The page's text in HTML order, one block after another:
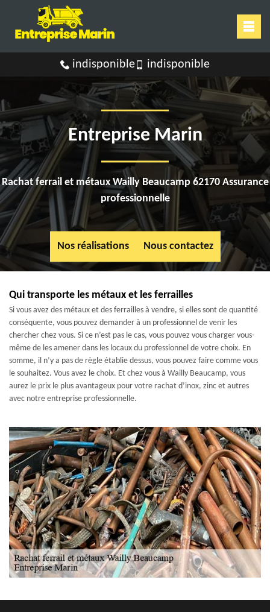
indisponible indisponible
Entreprise Marin
Rachat ferrail et métaux Wailly Beaucamp 62170 Assurance
professionnelle
Nos réalisations Nous contactez
Qui transporte les métaux et les ferrailles
Si vous avez des métaux et des ferrailles à vendre, si elles sont de quantité
conséquente, vous pouvez demander à un professionnel de venir les
chercher chez vous. Si ce n’est pas le cas, vous pouvez vous charger vous-
même de les amener dans les locaux du professionnel de votre choix. En
somme, il n’y a pas de règle établie dessus, vous pouvez faire comme vous
le souhaitez. Vous avez le choix. Et chez vous à Wailly Beaucamp, vous
aurez le prix le plus avantageux pour votre rachat d’inox, zinc et autres
avec notre entreprise professionnelle.